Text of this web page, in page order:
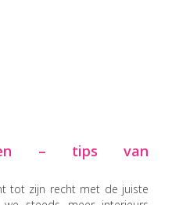
– tips van
tot zijn recht met de juiste